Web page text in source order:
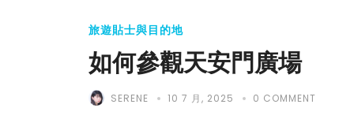
旅遊貼士與目的地
如何參觀天安門廣場
SERENE 10 7 月, 2025 0 COMMENT